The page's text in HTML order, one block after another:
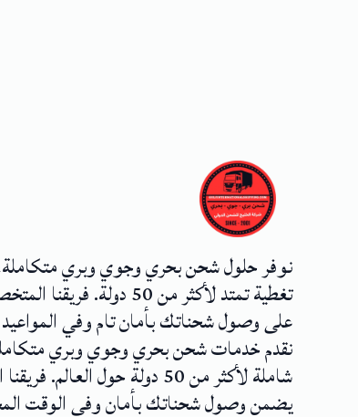
نوفر حلول شحن بحري وجوي وبري
تغطية تمتد لأكثر من 50 دولة.
على وصول شحناتك بأمان تام وفي
نقدم خدمات شحن بحري وجوي وبري
شاملة لأكثر من 50 دولة حول العالم.
يضمن وصول شحناتك بأمان وفي الوقت